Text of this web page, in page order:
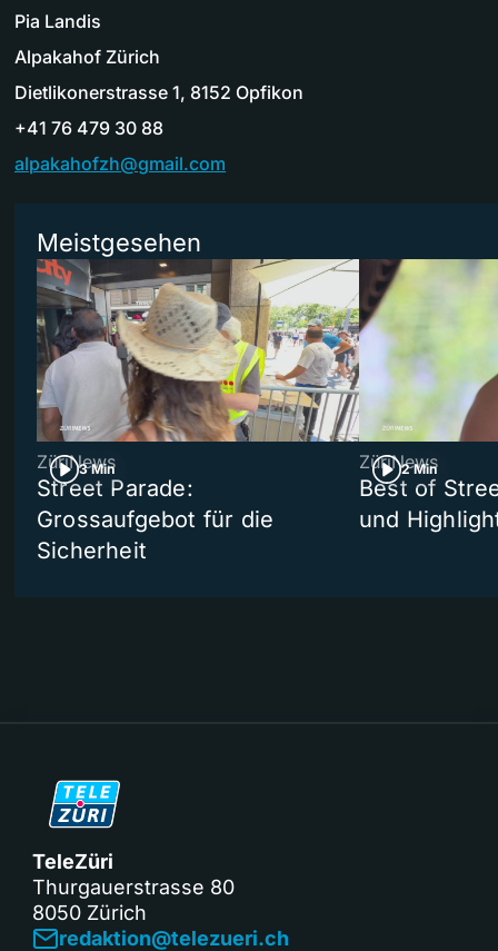
Pia Landis
Alpakahof Zürich
Dietlikonerstrasse 1, 8152 Opfikon
+41 76 479 30 88
alpakahofzh@gmail.com
Meistgesehen
3 Min
ZüriNews
Street Parade:
Grossaufgebot für die
Sicherheit
2 Min
ZüriNews
Best of
und
TeleZüri
Thurgauerstrasse 80
8050 Zürich
redaktion@telezueri.ch